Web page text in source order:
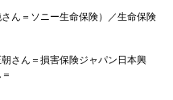
ん＝ソニー生命保険）／生命保険
さん＝損害保険ジャパン日本興